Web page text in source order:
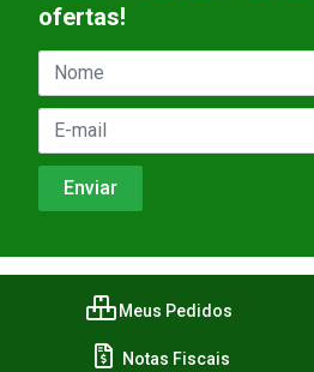
ofertas!
Meus Pedidos
Notas Fiscais